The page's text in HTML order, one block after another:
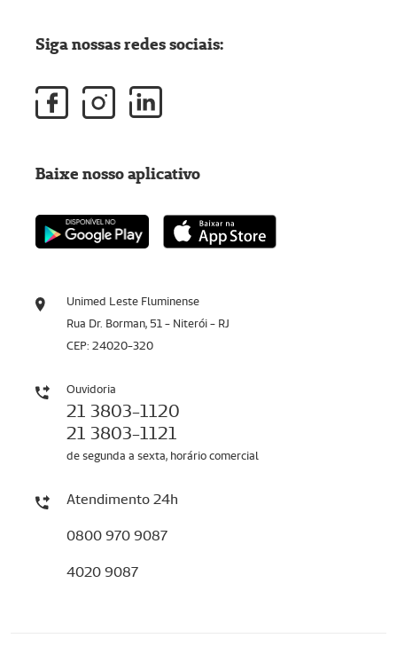
Unimed Leste Fluminense
Rua Dr. Borman, 51 - Niterói - RJ
CEP: 24020-320
Ouvidoria
21 3803-1120
21 3803-1121
de segunda a sexta, horário comercial
Atendimento 24h
0800 970 9087
4020 9087
Siga nossas redes sociais:
Baixe nosso aplicativo